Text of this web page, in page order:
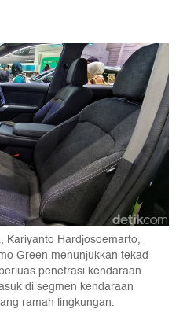
Kariyanto Hardjosoemarto,
Green menunjukkan tekad
penetrasi kendaraan
di segmen kendaraan
ramah lingkungan.